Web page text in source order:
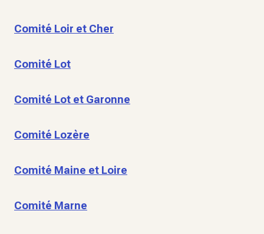
Comité Loir et Cher
Comité Lot
Comité Lot et Garonne
Comité Lozère
Comité Maine et Loire
Comité Marne